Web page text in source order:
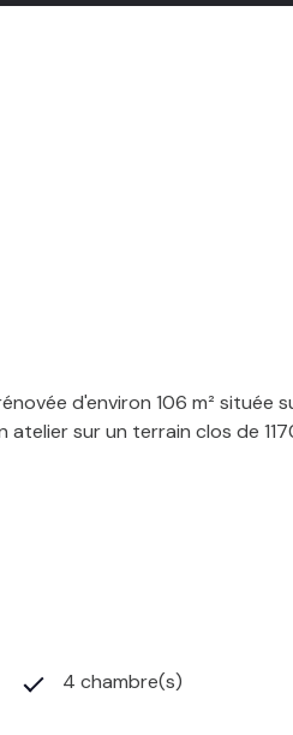
d'environ 106 m² située
sur un terrain clos de 1170
4 chambre(s)